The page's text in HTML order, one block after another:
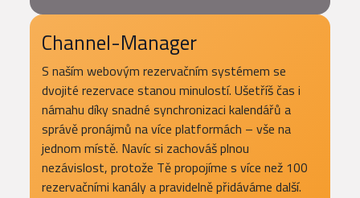
Channel-Manager
S naším webovým rezervačním systémem se
dvojité rezervace stanou minulostí. Ušetříš čas i
námahu díky snadné synchronizaci kalendářů a
správě pronájmů na více platformách – vše na
jednom místě. Navíc si zachováš plnou
nezávislost, protože Tě propojíme s více než 100
rezervačními kanály a pravidelně přidáváme další.